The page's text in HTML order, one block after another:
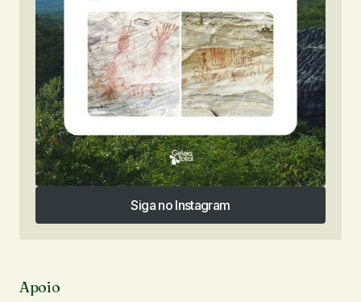
Siga no Instagram
Siga no Instagram
Apoio